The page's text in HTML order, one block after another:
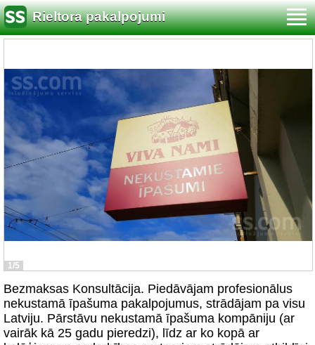
Rieltora pakalpojumi
1/5
Bezmaksas Konsultācija. Piedāvājam profesionālus
nekustamā īpašuma pakalpojumus, strādājam pa visu
Latviju. Pārstāvu nekustamā īpašuma kompāniju (ar
vairāk kā 25 gadu pieredzi), līdz ar ko kopā ar